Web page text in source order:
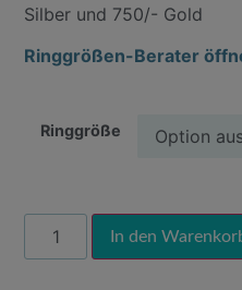
Silber und 750/- Gold
Ringgrößen-Berater
Ringgröße
In den